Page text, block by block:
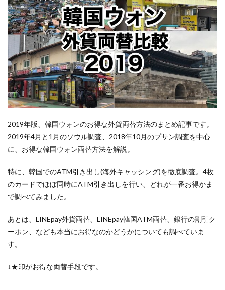
2019年版、韓国ウォンのお得な外貨両替方法のまとめ記事です。
2019年4月と1月のソウル調査、2018年10月のプサン調査を中心
に、お得な韓国ウォン両替方法を解説。
特に、韓国でのATM引き出し(海外キャッシング)を徹底調査。4枚
のカードでほぼ同時にATM引き出しを行い、どれが一番お得かま
で調べてみました。
あとは、LINEpay外貨両替、LINEpay韓国ATM両替、銀行の割引ク
ーポン、なども本当にお得なのかどうかについても調べていま
す。
↓★印がお得な両替手段です。